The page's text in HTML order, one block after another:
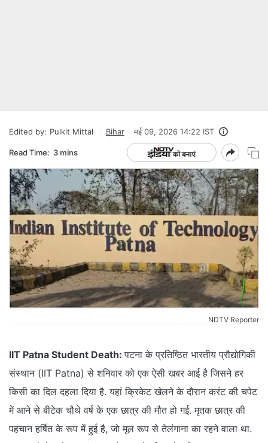
Edited by: Pulkit Mittal Bihar मई 09, 2026 14:22 IST
Read Time: 3 mins
NDTV Reporter
IIT Patna Student Death:पटना के प्रतिष्ठित भारतीय प्रौद्योगिकी
संस्थान (IIT Patna) से शनिवार को एक ऐसी खबर आई है जिसने हर
किसी का दिल दहला दिया है. यहां क्रिकेट खेलने के दौरान करंट की चपेट
में आने से बीटेक चौथे वर्ष के एक छात्र की मौत हो गई. मृतक छात्र की
पहचान हर्षित के रूप में हुई है, जो मूल रूप से तेलंगाना का रहने वाला था.